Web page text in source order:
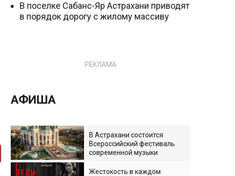
В поселке Сабанс-Яр Астрахани приводят
в порядок дорогу с жилому массиву
РЕКЛАМА
АФИША
В Астрахани состоится
Всероссийский фестиваль
современной музыки
Жестокость в каждом